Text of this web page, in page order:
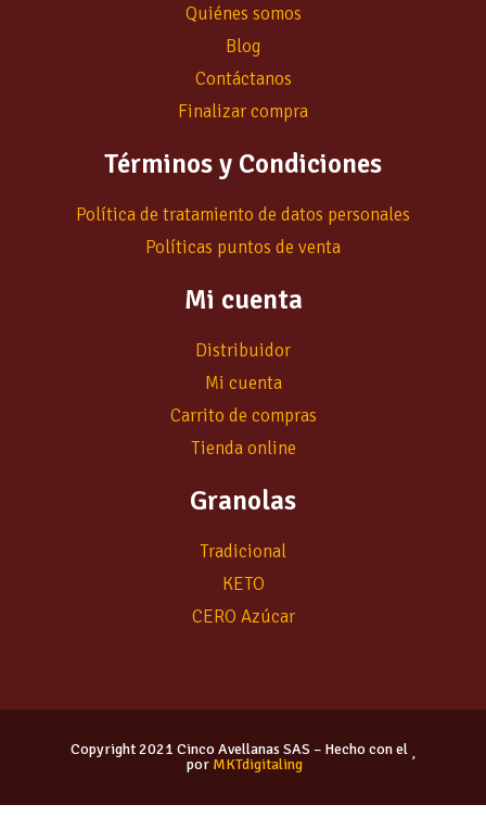
Quiénes somos
Blog
Contáctanos
Finalizar compra
Términos y Condiciones
Política de tratamiento de datos personales
Políticas puntos de venta
Mi cuenta
Distribuidor
Mi cuenta
Carrito de compras
Tienda online
Granolas
Tradicional
KETO
CERO Azúcar
Copyright 2021 Cinco Avellanas SAS – Hecho con el
por MKTdigitaling